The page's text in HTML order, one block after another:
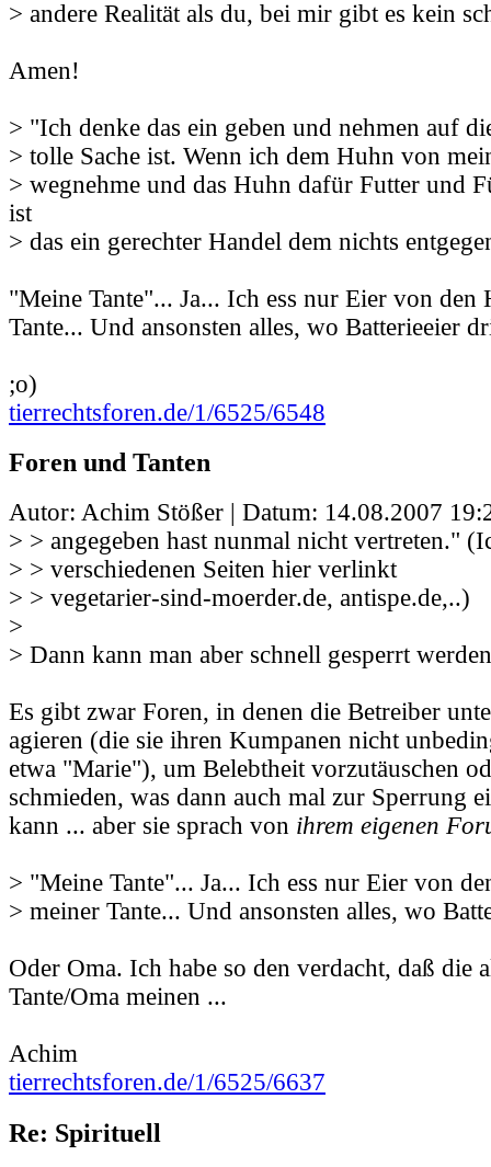
> andere Realität als du, bei mir gibt es kein
Amen!
> "Ich denke das ein geben und nehmen auf
> tolle Sache ist. Wenn ich dem Huhn von
> wegnehme und das Huhn dafür Futter und
ist
> das ein gerechter Handel dem nichts
"Meine Tante"... Ja... Ich ess nur Eier von den
Tante... Und ansonsten alles, wo Batterieeier
;o)
tierrechtsforen.de/1/6525/6548
Foren und Tanten
Autor: Achim Stößer | Datum: 14.08.2007
> > angegeben hast nunmal nicht vertreten."
> > verschiedenen Seiten hier verlinkt
> > vegetarier-sind-moerder.de, antispe.de,..)
>
> Dann kann man aber schnell gesperrt
Es gibt zwar Foren, in denen die Betreiber
agieren (die sie ihren Kumpanen nicht
etwa "Marie"), um Belebtheit vorzutäuschen
schmieden, was dann auch mal zur Sperrung
kann ... aber sie sprach von ihrem eigenen
> "Meine Tante"... Ja... Ich ess nur Eier von
> meiner Tante... Und ansonsten alles, wo
Oder Oma. Ich habe so den verdacht, daß die
Tante/Oma meinen ...
Achim
tierrechtsforen.de/1/6525/6637
Re: Spirituell